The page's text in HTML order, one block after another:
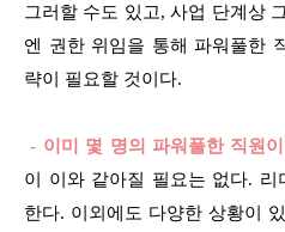
그러할 수도 있고, 사업 단계상
엔 권한 위임을 통해 파워풀한
략이 필요할 것이다.
- 이미 몇 명의 파워풀한 직원
이 이와 같아질 필요는 없다.
한다. 이외에도 다양한 상황이